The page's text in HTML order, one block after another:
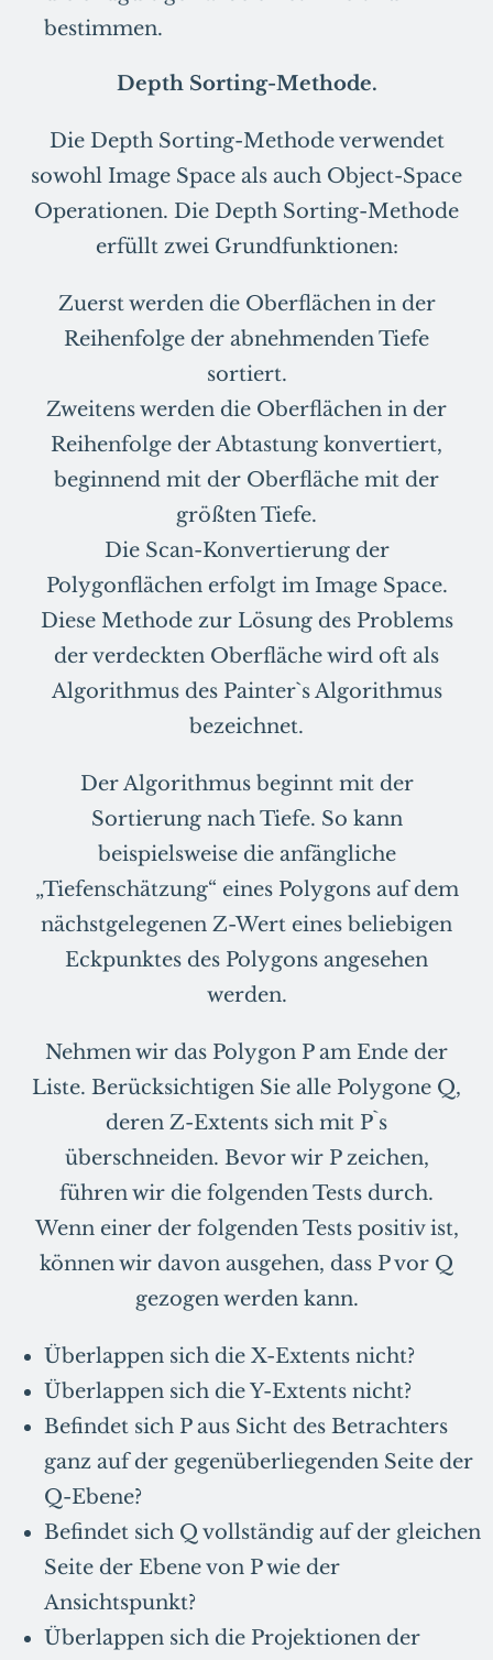
bestimmen.
Depth Sorting-Methode.
Die Depth Sorting-Methode verwendet
sowohl Image Space als auch Object-Space
Operationen. Die Depth Sorting-Methode
erfüllt zwei Grundfunktionen:
Zuerst werden die Oberflächen in der
Reihenfolge der abnehmenden Tiefe
sortiert.
Zweitens werden die Oberflächen in der
Reihenfolge der Abtastung konvertiert,
beginnend mit der Oberfläche mit der
größten Tiefe.
Die Scan-Konvertierung der
Polygonflächen erfolgt im Image Space.
Diese Methode zur Lösung des Problems
der verdeckten Oberfläche wird oft als
Algorithmus des Painter`s Algorithmus
bezeichnet.
Der Algorithmus beginnt mit der
Sortierung nach Tiefe. So kann
beispielsweise die anfängliche
„Tiefenschätzung“ eines Polygons auf dem
nächstgelegenen Z-Wert eines beliebigen
Eckpunktes des Polygons angesehen
werden.
Nehmen wir das Polygon P am Ende der
Liste. Berücksichtigen Sie alle Polygone Q,
deren Z-Extents sich mit P`s
überschneiden. Bevor wir P zeichen,
führen wir die folgenden Tests durch.
Wenn einer der folgenden Tests positiv ist,
können wir davon ausgehen, dass P vor Q
gezogen werden kann.
Überlappen sich die X-Extents nicht?
Überlappen sich die Y-Extents nicht?
Befindet sich P aus Sicht des Betrachters
ganz auf der gegenüberliegenden Seite der
Q-Ebene?
Befindet sich Q vollständig auf der gleichen
Seite der Ebene von P wie der
Ansichtspunkt?
Überlappen sich die Projektionen der